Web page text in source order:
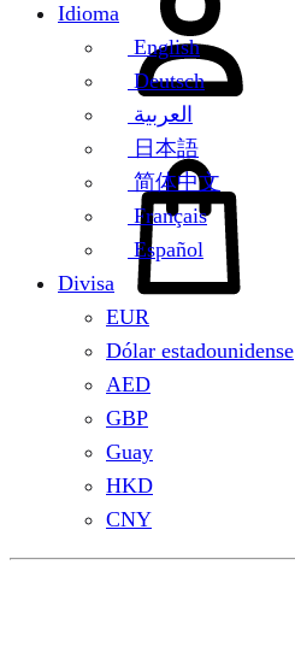
Idioma
English
Deutsch
العربية
日本語
简体中文
Français
Español
Divisa
EUR
Dólar estadounidense
AED
GBP
Guay
HKD
CNY